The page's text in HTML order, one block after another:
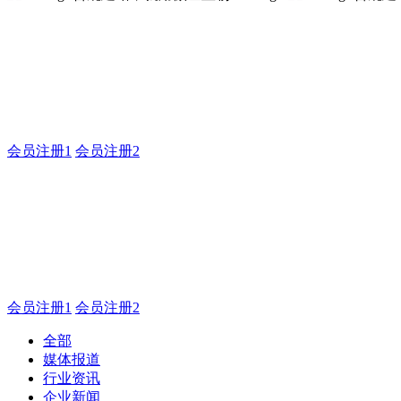
会员注册1 会员注册2
会员注册1 会员注册2
全部
媒体报道
行业资讯
企业新闻